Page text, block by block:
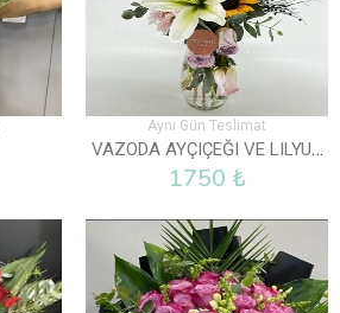
Aynı Gün Teslimat
VAZODA AYÇIÇEĞI VE LILYUM
1750 ₺